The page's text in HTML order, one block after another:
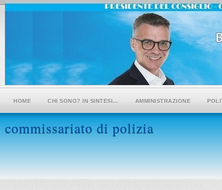
HOME CHI SONO? IN SINTESI… AMMINISTRAZIONE
commissariato di polizia